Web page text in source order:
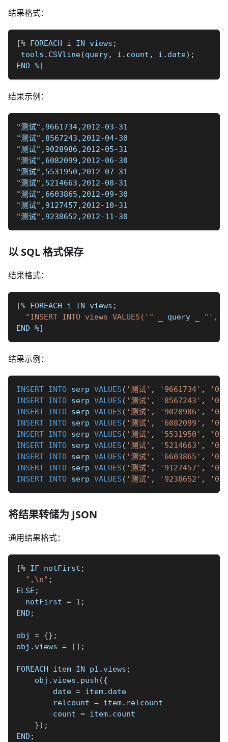
结果格式：
[% FOREACH i IN views ;
tools . CSVline(query, i . count , i . date) ;
END %]
结果示例：
"测试",9661734,2012-03-31
"测试",8567243,2012-04-30
"测试",9028986,2012-05-31
"测试",6082099,2012-06-30
"测试",5531950,2012-07-31
"测试",5214663,2012-08-31
"测试",6603865,2012-09-30
"测试",9127457,2012-10-31
"测试",9238652,2012-11-30
以 SQL 格式保存
结果格式：
[% FOREACH i IN views ;
"INSERT INTO views VALUES('"
query
"',
END %]
结果示例：
INSERT INTO serp VALUES ( '测试' , '9661734' ,
INSERT INTO serp VALUES ( '测试' , '8567243' ,
INSERT INTO serp VALUES ( '测试' , '9028986' ,
INSERT INTO serp VALUES ( '测试' , '6082099' ,
INSERT INTO serp VALUES ( '测试' , '5531950' ,
INSERT INTO serp VALUES ( '测试' , '5214663' ,
INSERT INTO serp VALUES ( '测试' , '6603865' ,
INSERT INTO serp VALUES ( '测试' , '9127457' ,
INSERT INTO serp VALUES ( '测试' , '9238652' ,
将结果转储为 JSON
通用结果格式：
[% IF notFirst ;
",\n" ;
ELSE ;
  notFirst
= 1 ;
END ;
obj = {} ;
obj . views = [ ] ;
FOREACH item IN p1 . views ;
    obj
. views . push ({
        date
= item. date
        relcount
= item. relcount
        count
= item. count
}) ;
END ;